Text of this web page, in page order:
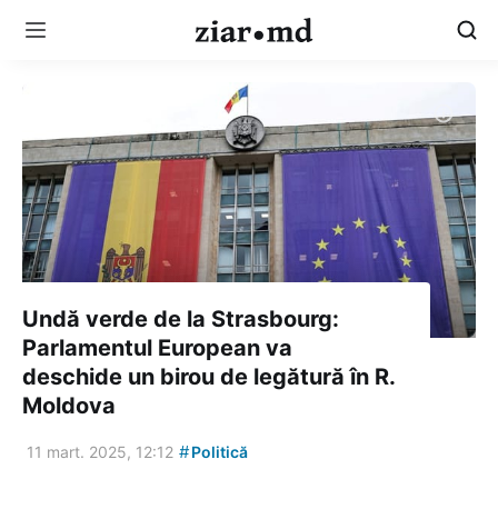
Undă verde de la Strasbourg:
Parlamentul European va
deschide un birou de legătură în R.
Moldova
11 mart. 2025, 12:12 #Politică